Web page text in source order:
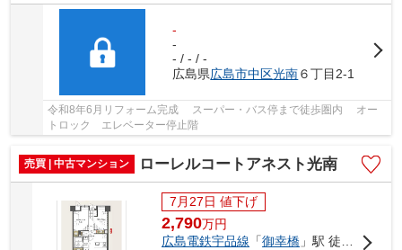
-
-
- / - / -
広島県広島市中区光南６丁目2-1
令和8年6月リフォーム完成 スーパー・バス停まで徒歩圏内 オー
トロック エレベーター停止階
売買 | 中古マンション ローレルコートアネスト光南
7月27日 値下げ
2,790万円
広島電鉄宇品線 「御幸橋 」駅 徒歩19分